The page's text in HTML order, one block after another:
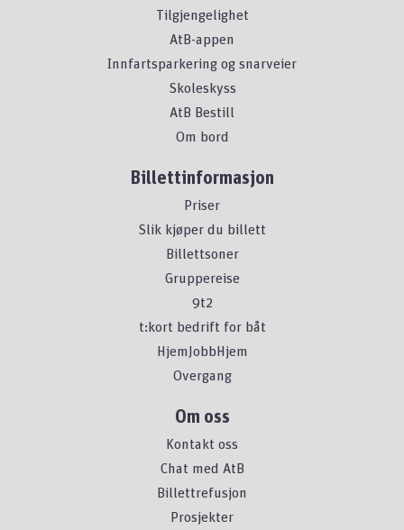
Tilgjengelighet
AtB-appen
Innfartsparkering og snarveier
Skoleskyss
AtB Bestill
Om bord
Billettinformasjon
Priser
Slik kjøper du billett
Billettsoner
Gruppereise
9t2
t:kort bedrift for båt
HjemJobbHjem
Overgang
Om oss
Kontakt oss
Chat med AtB
Billettrefusjon
Prosjekter